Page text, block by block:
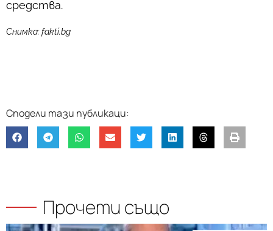
средства.
Снимка: fakti.bg
Прочети също